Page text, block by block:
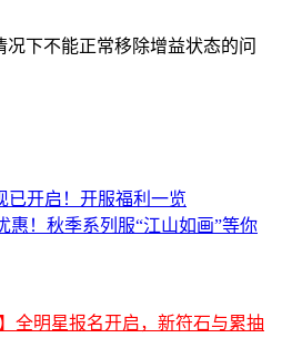
况下不能正常移除增益状态的问
已开启！开服福利一览
惠！秋季系列服“江山如画”等你
全明星报名开启，新符石与累抽